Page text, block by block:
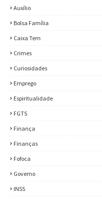
Auxílio
Bolsa Família
Caixa Tem
Crimes
Curiosidades
Emprego
Espiritualidade
FGTS
Finança
Finanças
Fofoca
Governo
INSS